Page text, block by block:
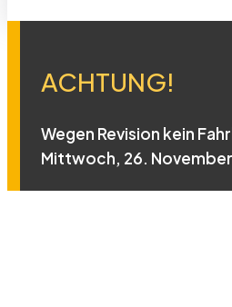
ACHTUNG!
Wegen Revision kein
Mittwoch, 26.